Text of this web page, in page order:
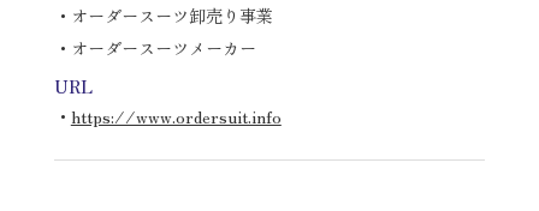
・オーダースーツ卸売り事業
・オーダースーツメーカー
URL
・ https://www.ordersuit.info